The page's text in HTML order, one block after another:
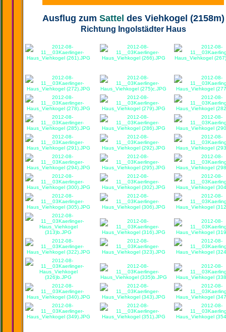
Ausflug zum Sattel des Viehkogel (2158m)
Richtung Ingolstädter Haus